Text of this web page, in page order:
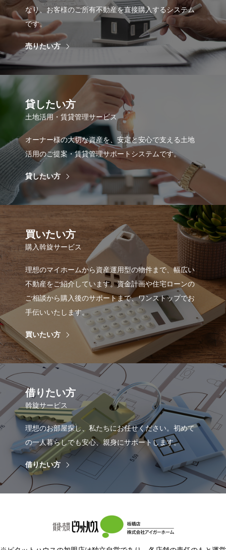
なり、お客様のご所有不動産を直接購入するシステム
です。
売りたい方
貸したい方
土地活用・賃貸管理サービス
オーナー様の大切な資産を、安定と安心で支える土地
活用のご提案・賃貸管理サポートシステムです。
貸したい方
買いたい方
購入斡旋サービス
理想のマイホームから資産運用型の物件まで、幅広い
不動産をご紹介しています。資金計画や住宅ローンの
ご相談から購入後のサポートまで、ワンストップでお
手伝いいたします。
買いたい方
借りたい方
斡旋サービス
理想のお部屋探し、私たちにお任せください。初めて
の一人暮らしでも安心、親身にサポートします。
借りたい方